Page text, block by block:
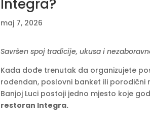
Integra?
maj 7, 2026
Savršen spoj tradicije, ukusa i
Kada dođe trenutak da organizujete
rođendan, poslovni banket ili porodični
Banjoj Luci postoji jedno mjesto koje
restoran Integra.